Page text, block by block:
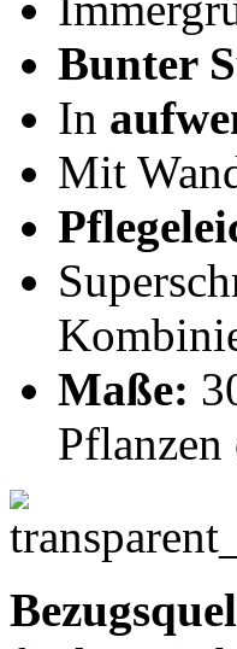
Bunter
In
Mit
Maße:
Pflanzen